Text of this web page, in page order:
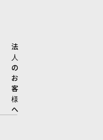
法
人
の
お
客
様
へ